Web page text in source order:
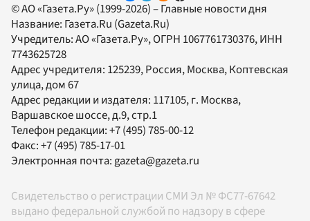
© АО «Газета.Ру» (1999-2026) – Главные новости дня
Название: Газета.Ru (Gazeta.Ru)
Учредитель:АО «Газета.Ру», ОГРН 1067761730376, ИНН
7743625728
Адрес учредителя: 125239, Россия, Москва, Коптевская
улица, дом 67
Адрес редакции и издателя: 117105, г. Москва,
Варшавское шоссе, д.9, стр.1
Телефон редакции:+7 (495) 785-00-12
Факс:+7 (495) 785-17-01
Электронная почта:gazeta@gazeta.ru
Свидетельство о регистрации СМИ Эл № ФС77-67642
выдано федеральной службой по надзору в сфере